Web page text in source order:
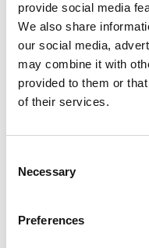
provide social media
We also share
our social media,
may combine it with
provided to them or
of their services.
Selection
Necessary
Preferences
Vikt med batteri (kg)
Användarhandbok
Sprängskiss